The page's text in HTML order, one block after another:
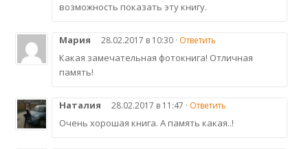
возможность показать эту книгу.
Мария 28.02.2017 в 10:30 · Ответить
Какая замечательная фотокнига! Отличная
память!
Наталия 28.02.2017 в 11:47 · Ответить
Очень хорошая книга. А память какая..!